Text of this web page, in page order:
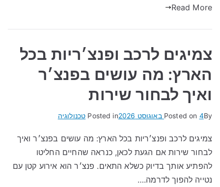
Read More
צמיגים לרכב ופנצ׳ריות בכל
הארץ: מה עושים בפנצ׳ר
ואיך לבחור שירות
By
Posted on 4 באוגוסט 2026 Posted in טכנולוגיה
צמיגים לרכב ופנצ׳ריות בכל הארץ: מה עושים בפנצ׳ר ואיך
לבחור שירות אם הגעת לכאן, כנראה שהחיים החליטו
להפתיע אותך בדיוק כשלא התאים. פנצ׳ר הוא אירוע קטן עם
נטייה להפוך לדרמה.…